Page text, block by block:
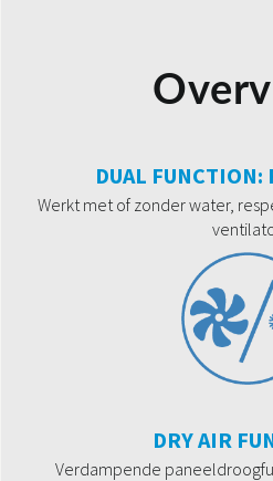
DUAL FUNCTION:
Werkt met of zonder water,
DRY AIR
Verdampende